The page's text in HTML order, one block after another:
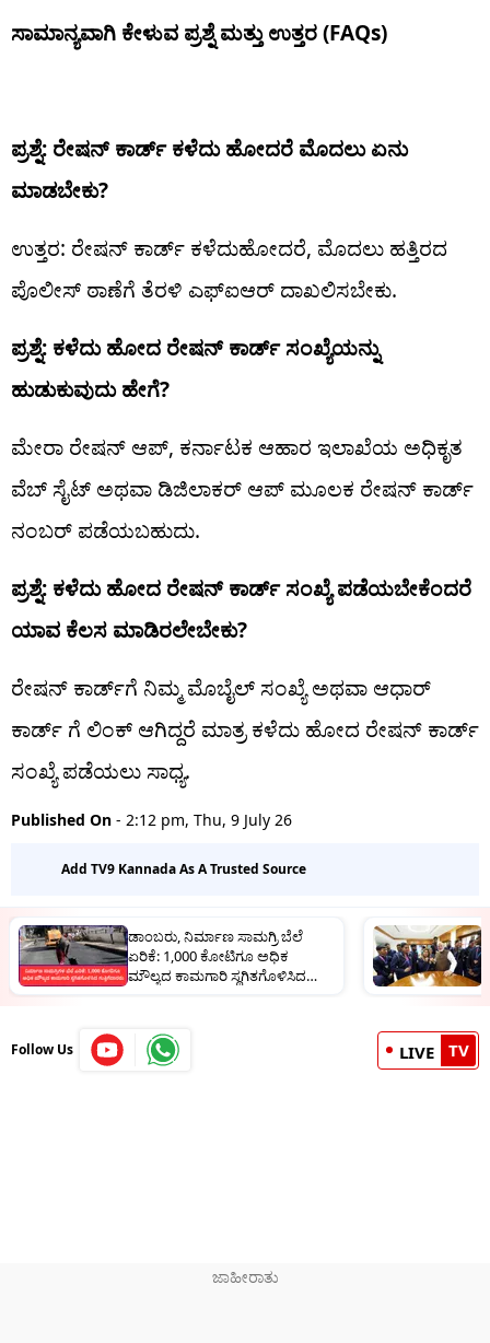
ಸಾಮಾನ್ಯವಾಗಿ ಕೇಳುವ ಪ್ರಶ್ನೆ ಮತ್ತು ಉತ್ತರ (FAQs)
ಪ್ರಶ್ನೆ: ರೇಷನ್ ಕಾರ್ಡ್ ಕಳೆದು ಹೋದರೆ ಮೊದಲು ಏನು
ಮಾಡಬೇಕು?
ಉತ್ತರ: ರೇಷನ್ ಕಾರ್ಡ್ ಕಳೆದುಹೋದರೆ, ಮೊದಲು ಹತ್ತಿರದ
ಪೊಲೀಸ್ ಠಾಣೆಗೆ ತೆರಳಿ ಎಫ್‌ಐಆರ್ ದಾಖಲಿಸಬೇಕು.
ಪ್ರಶ್ನೆ: ಕಳೆದು ಹೋದ ರೇಷನ್ ಕಾರ್ಡ್ ಸಂಖ್ಯೆಯನ್ನು
ಹುಡುಕುವುದು ಹೇಗೆ?
ಮೇರಾ ರೇಷನ್ ಆಪ್, ಕರ್ನಾಟಕ ಆಹಾರ ಇಲಾಖೆಯ ಅಧಿಕೃತ
ವೆಬ್ ಸೈಟ್ ಅಥವಾ ಡಿಜಿಲಾಕರ್ ಆಪ್ ಮೂಲಕ ರೇಷನ್ ಕಾರ್ಡ್
ನಂಬರ್ ಪಡೆಯಬಹುದು.
ಪ್ರಶ್ನೆ: ಕಳೆದು ಹೋದ ರೇಷನ್ ಕಾರ್ಡ್ ಸಂಖ್ಯೆ ಪಡೆಯಬೇಕೆಂದರೆ
ಯಾವ ಕೆಲಸ ಮಾಡಿರಲೇಬೇಕು?
ರೇಷನ್ ಕಾರ್ಡ್‌ಗೆ ನಿಮ್ಮ ಮೊಬೈಲ್ ಸಂಖ್ಯೆ ಅಥವಾ ಆಧಾರ್
ಕಾರ್ಡ್ ಗೆ ಲಿಂಕ್ ಆಗಿದ್ದರೆ ಮಾತ್ರ ಕಳೆದು ಹೋದ ರೇಷನ್ ಕಾರ್ಡ್
ಸಂಖ್ಯೆ ಪಡೆಯಲು ಸಾಧ್ಯ.
Published On - 2:12 pm, Thu, 9 July 26
Add TV9 Kannada As A Trusted Source
ಡಾಂಬರು, ನಿರ್ಮಾಣ ಸಾಮಗ್ರಿ ಬೆಲೆ
ಏರಿಕೆ: 1,000 ಕೋಟಿಗೂ ಅಧಿಕ
ಮೌಲ್ಯದ ಕಾಮಗಾರಿ ಸ್ಥಗಿತಗೊಳಿಸಿದ
Follow Us LIVE TV